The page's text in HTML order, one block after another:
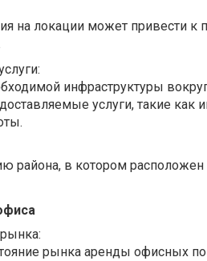
на локации может привести к
инфраструктуры
услуги, такие как
района, в котором расположен
рынка аренды офисных